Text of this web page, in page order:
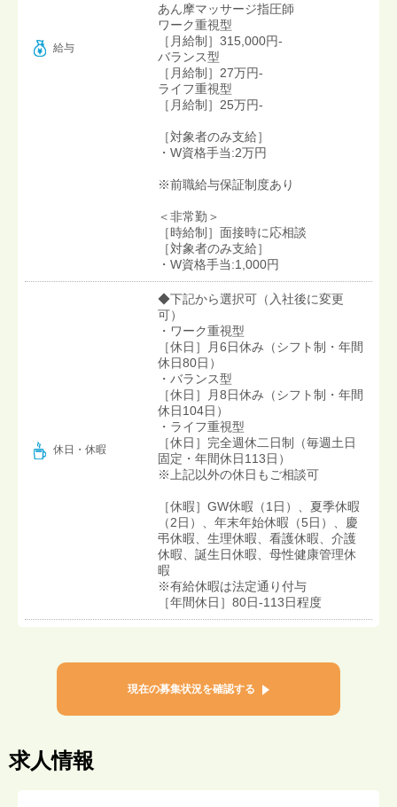
給与
あん摩マッサージ指圧師
ワーク重視型
［月給制］315,000円-
バランス型
［月給制］27万円-
ライフ重視型
［月給制］25万円-
［対象者のみ支給］
・W資格手当:2万円
※前職給与保証制度あり
＜非常勤＞
［時給制］面接時に応相談
［対象者のみ支給］
・W資格手当:1,000円
休日・休暇
◆下記から選択可（入社後に変更
可）
・ワーク重視型
［休日］月6日休み（シフト制・年間
休日80日）
・バランス型
［休日］月8日休み（シフト制・年間
休日104日）
・ライフ重視型
［休日］完全週休二日制（毎週土日
固定・年間休日113日）
※上記以外の休日もご相談可
［休暇］GW休暇（1日）、夏季休暇
（2日）、年末年始休暇（5日）、慶
弔休暇、生理休暇、看護休暇、介護
休暇、誕生日休暇、母性健康管理休
暇
※有給休暇は法定通り付与
［年間休日］80日-113日程度
現在の募集状況を確認する
求人情報